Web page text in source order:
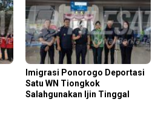
Imigrasi Ponorogo Deportasi
Satu WN Tiongkok
Salahgunakan Ijin Tinggal